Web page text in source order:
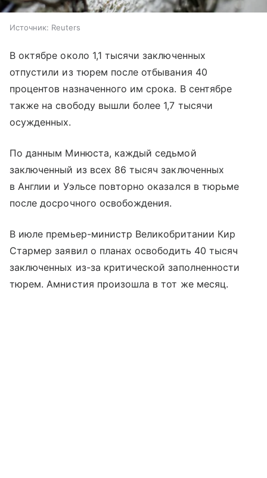
Источник: Reuters
В октябре около 1,1 тысячи заключенных
отпустили из тюрем после отбывания 40
процентов назначенного им срока. В сентябре
также на свободу вышли более 1,7 тысячи
осужденных.
По данным Минюста, каждый седьмой
заключенный из всех 86 тысяч заключенных
в Англии и Уэльсе повторно оказался в тюрьме
после досрочного освобождения.
В июле премьер-министр Великобритании Кир
Стармер заявил о планах освободить 40 тысяч
заключенных из-за критической заполненности
тюрем. Амнистия произошла в тот же месяц.